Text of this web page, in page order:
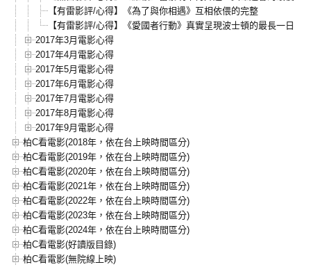
【有雷影評/心得】《為了與你相遇》互相依偎的完整
【有雷影評/心得】《愛國者行動》真實呈現波士頓的最長一日
2017年3月電影心得
2017年4月電影心得
2017年5月電影心得
2017年6月電影心得
2017年7月電影心得
2017年8月電影心得
2017年9月電影心得
柏C看電影(2018年，依在台上映時間區分)
柏C看電影(2019年，依在台上映時間區分)
柏C看電影(2020年，依在台上映時間區分)
柏C看電影(2021年，依在台上映時間區分)
柏C看電影(2022年，依在台上映時間區分)
柏C看電影(2023年，依在台上映時間區分)
柏C看電影(2024年，依在台上映時間區分)
柏C看電影(好讀版目錄)
柏C看電影(無院線上映)